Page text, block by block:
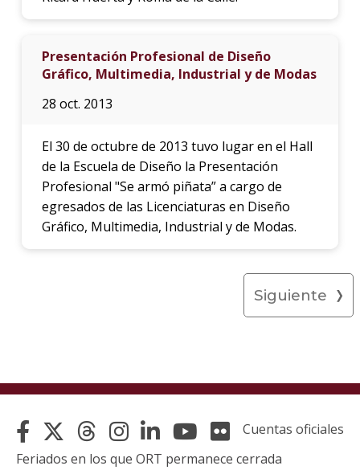
Presentación Profesional de Diseño
Gráfico, Multimedia, Industrial y de Modas
28 oct. 2013
El 30 de octubre de 2013 tuvo lugar en el Hall
de la Escuela de Diseño la Presentación
Profesional "Se armó piñata” a cargo de
egresados de las Licenciaturas en Diseño
Gráfico, Multimedia, Industrial y de Modas.
Siguiente
Cuentas oficiales
Feriados en los que ORT permanece cerrada